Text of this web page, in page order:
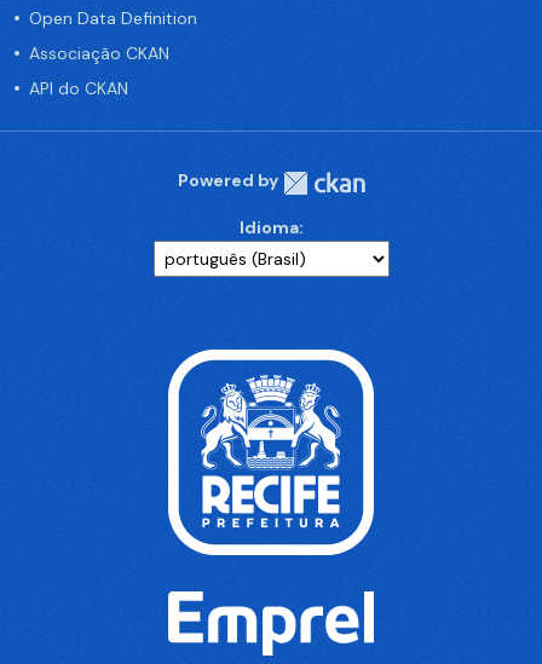
Open Data Definition
Associação CKAN
API do CKAN
Powered by
Idioma